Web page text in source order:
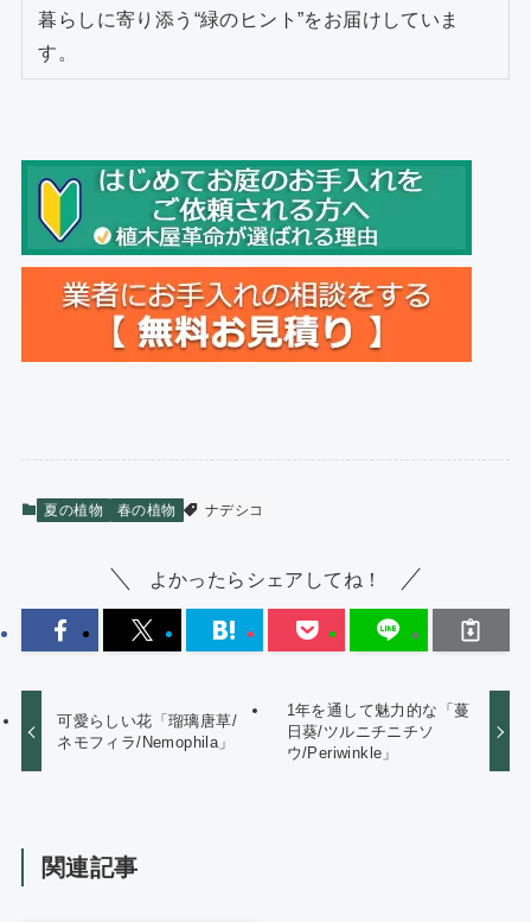
暮らしに寄り添う“緑のヒント”をお届けしていま
す。
夏の植物 春の植物 ナデシコ
よかったらシェアしてね！
可愛らしい花「瑠璃唐草/
ネモフィラ/Nemophila」
1年を通して魅力的な「蔓
日葵/ツルニチニチソ
ウ/Periwinkle」
関連記事